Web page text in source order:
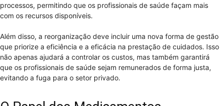
processos, permitindo que os profissionais de saúde façam mais
com os recursos disponíveis.
Além disso, a reorganização deve incluir uma nova forma de gestão
que priorize a eficiência e a eficácia na prestação de cuidados. Isso
não apenas ajudará a controlar os custos, mas também garantirá
que os profissionais de saúde sejam remunerados de forma justa,
evitando a fuga para o setor privado.